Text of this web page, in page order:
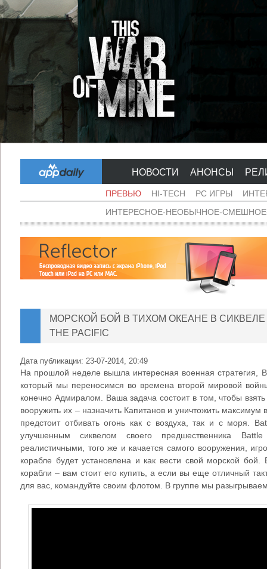
НОВОСТИ АНОНСЫ
ПРЕВЬЮ HI-TECH PC ИГРЫ
ИНТЕРЕСНОЕ-НЕОБЫЧНОЕ-
МОРСКОЙ БОЙ В ТИХОМ ОКЕАНЕ В СИКВЕЛЕ
THE PACIFIC
Дата публикации: 23-07-2014, 20:49
На прошлой неделе вышла интересная военная стратегия,
который мы переносимся во времена второй мировой
конечно Адмиралом. Ваша задача состоит в том, чтобы
вооружить их – назначить Капитанов и уничтожить максимум
предстоит отбивать огонь как с воздуха, так и с моря.
улучшенным сиквелом своего предшественника
реалистичными, того же и качается самого вооружения,
корабле будет установлена и как вести свой морской
корабли – вам стоит его купить, а если вы еще отличный
для вас, командуйте своим флотом. В группе мы